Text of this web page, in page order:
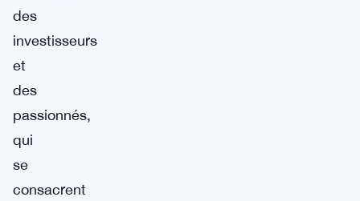
des
investisseurs
et
des
passionnés,
qui
se
consacrent